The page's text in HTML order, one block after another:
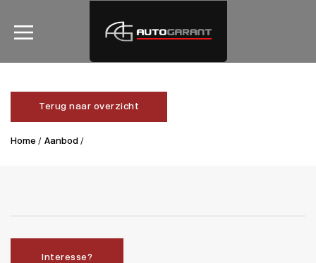
Terug naar overzicht
Home / Aanbod /
Interesse?